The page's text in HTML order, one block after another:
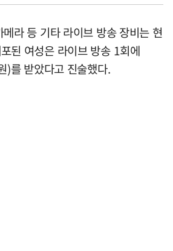
라 등 기타 라이브 방송 장비는 현
된 여성은 라이브 방송 1회에
를 받았다고 진술했다.